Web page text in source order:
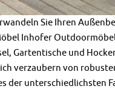
Sie Ihren
Inhofer
Gartentische und
verzaubern von
der unterschiedlichsten